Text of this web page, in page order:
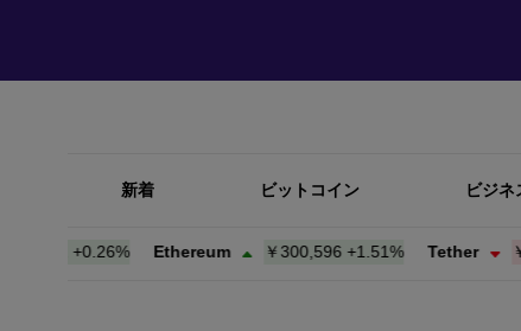
新着 ビットコイン ビジネ
0.25% Ethereum ￥300,561+1.49% Tether ￥